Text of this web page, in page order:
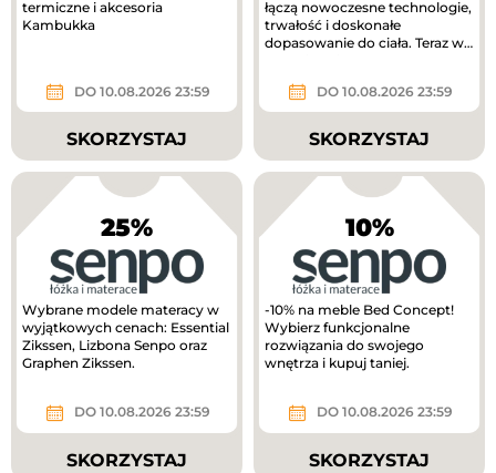
termiczne i akcesoria
Kambukka
DO 10.08.2026 23:59
SKORZYSTAJ
łączą nowoczesne technologie,
trwałość i doskonałe
dopasowanie do ciała. Teraz w
DO 10.08.2026 23:59
SKORZYSTAJ
25%
Wybrane modele materacy w
wyjątkowych cenach: Essential
Zikssen, Lizbona Senpo oraz
Graphen Zikssen.
DO 10.08.2026 23:59
SKORZYSTAJ
10%
-10% na meble Bed Concept!
Wybierz funkcjonalne
rozwiązania do swojego
wnętrza i kupuj taniej.
DO 10.08.2026 23:59
SKORZYSTAJ